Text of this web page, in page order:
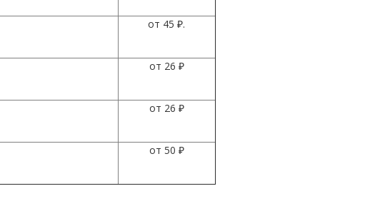
от 45 ₽.
от 26 ₽
от 26 ₽
от 50 ₽